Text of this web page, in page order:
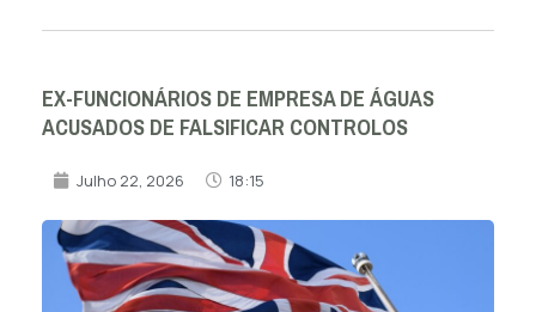
EX-FUNCIONÁRIOS DE EMPRESA DE ÁGUAS
ACUSADOS DE FALSIFICAR CONTROLOS
Julho 22, 2026 18:15